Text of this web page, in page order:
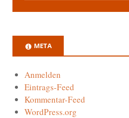
META
Anmelden
Eintrags-Feed
Kommentar-Feed
WordPress.org